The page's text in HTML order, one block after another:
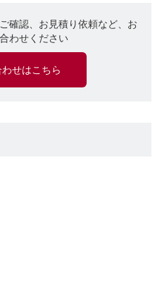
確認、お見積り依頼など、お
わせください
せはこちら